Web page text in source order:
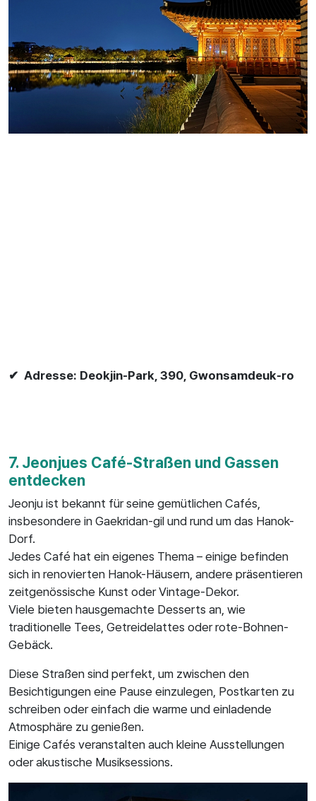
✔ Adresse: Deokjin-Park, 390, Gwonsamdeuk-ro
7. Jeonjues Café-Straßen und Gassen
entdecken
Jeonju ist bekannt für seine gemütlichen Cafés,
insbesondere in Gaekridan-gil und rund um das Hanok-
Dorf.
Jedes Café hat ein eigenes Thema – einige befinden
sich in renovierten Hanok-Häusern, andere präsentieren
zeitgenössische Kunst oder Vintage-Dekor.
Viele bieten hausgemachte Desserts an, wie
traditionelle Tees, Getreidelattes oder rote-Bohnen-
Gebäck.
Diese Straßen sind perfekt, um zwischen den
Besichtigungen eine Pause einzulegen, Postkarten zu
schreiben oder einfach die warme und einladende
Atmosphäre zu genießen.
Einige Cafés veranstalten auch kleine Ausstellungen
oder akustische Musiksessions.